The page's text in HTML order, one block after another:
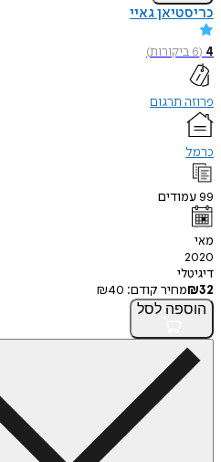
כריסטיאן גאיי
4
(
6ביקורות)
פרוזה תרגום
כרמל
99עמודים
מאי
2020
דיגיטלי
₪32 מחיר קודם: ₪40
הוספה לסל